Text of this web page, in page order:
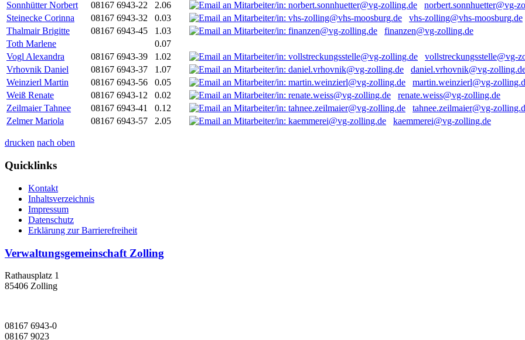
Sonnhütter Norbert
08167 6943-22 2.06
norbert.sonnhuetter@vg-
Steinecke Corinna
08167 6943-32 0.03
vhs-zolling@vhs-moosburg.de
Thalmair Brigitte
08167 6943-45 1.03
finanzen@vg-zolling.de
Toth Marlene
0.07
Vogl Alexandra
08167 6943-39 1.02
vollstreckungsstelle@vg-
Vrhovnik Daniel
08167 6943-37 1.07
daniel.vrhovnik@vg-
Weinzierl Martin
08167 6943-56 0.05
martin.weinzierl@vg-
Weiß Renate
08167 6943-12 0.02
renate.weiss@vg-zolling.de
Zeilmaier Tahnee
08167 6943-41 0.12
tahnee.zeilmaier@vg-
Zelmer Mariola
08167 6943-57 2.05 kaemmerei@vg-zolling.de
drucken nach oben
Quicklinks
Kontakt
Inhaltsverzeichnis
Impressum
Datenschutz
Erklärung zur Barrierefreiheit
Verwaltungsgemeinschaft Zolling
Rathausplatz 1
85406 Zolling
08167 6943-0
08167 9023